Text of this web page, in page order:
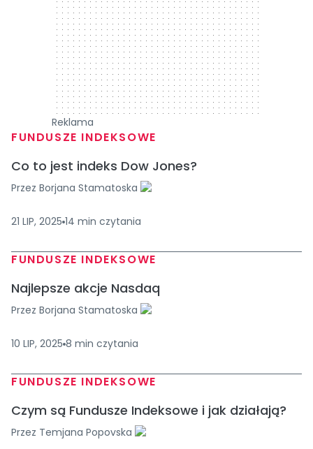
Reklama
FUNDUSZE INDEKSOWE
Co to jest indeks Dow Jones?
Przez Borjana Stamatoska
21 LIP, 2025 14 min czytania
FUNDUSZE INDEKSOWE
Najlepsze akcje Nasdaq
Przez Borjana Stamatoska
10 LIP, 2025 8 min czytania
FUNDUSZE INDEKSOWE
Czym są Fundusze Indeksowe i jak działają?
Przez Temjana Popovska